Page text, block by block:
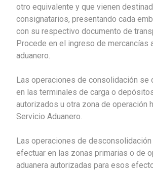
otro equivalente y que vienen
consignatarios, presentando cada
con su respectivo documento de
Procede en el ingreso de mercancías
aduanero.
Las operaciones de consolidación se
en las terminales de carga o
autorizados u otra zona de operación
Servicio Aduanero.
Las operaciones de
efectuar en las zonas primarias o de
aduanera autorizadas para esos